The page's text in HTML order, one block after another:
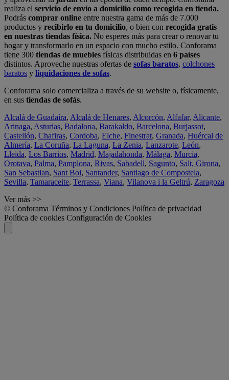
realiza el servicio de envío a domicilio como recogida en tienda.
Podrás comprar online entre nuestra gama de más de 7.000
productos y recibirlo en tu domicilio, o bien con recogida gratis
en nuestras tiendas física. No esperes más para crear o renovar tu
hogar y transformarlo en un espacio con mucho estilo. Conforama
tiene 300 tiendas de muebles físicas distribuidas en 6 países
distintos. Aproveche nuestras ofertas de sofas baratos, colchones
baratos y liquidaciones de sofas.
Conforama solo comercializa a través de su website o, físicamente,
en sus tiendas de sofás.
Alcalá de Guadaíra, Alcalá de Henares, Alcorcón, Alfafar, Alicante,
Arinaga, Asturias, Badalona, Barakaldo, Barcelona, Burjassot,
Castellón, Chafiras, Cordoba, Elche, Finestrat, Granada, Huércal de
Almería, La Coruña, La Laguna, La Zenia, Lanzarote, León,
Lleida, Los Barrios, Madrid, Majadahonda, Málaga, Murcia,
Orotava, Palma, Pamplona, Rivas, Sabadell, Sagunto, Salt, Girona,
San Sebastian, Sant Boi, Santander, Santiago de Compostela,
Sevilla, Tamaraceite, Terrassa, Viana, Vilanova i la Geltrú, Zaragoza
Ver más >>
© Conforama Términos y Condiciones Política de privacidad
Política de cookies Configuración de Cookies